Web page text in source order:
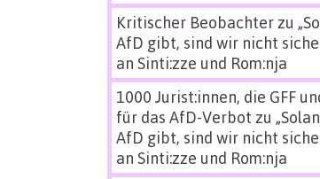
Kritischer Beobachterzu
AfD gibt, sind wir nicht
an Sinti:zze und Rom:nja
1000 Jurist:innen, die GFF
für das AfD-Verbot zu
AfD gibt, sind wir nicht
an Sinti:zze und Rom:nja